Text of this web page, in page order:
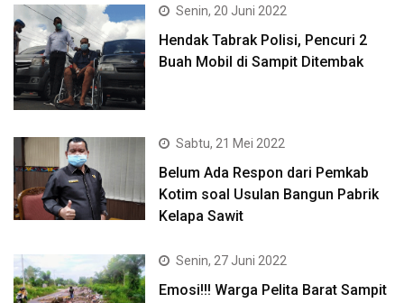
Senin, 20 Juni 2022
Hendak Tabrak Polisi, Pencuri 2
Buah Mobil di Sampit Ditembak
Sabtu, 21 Mei 2022
Belum Ada Respon dari Pemkab
Kotim soal Usulan Bangun Pabrik
Kelapa Sawit
Senin, 27 Juni 2022
Emosi!!! Warga Pelita Barat Sampit